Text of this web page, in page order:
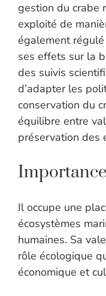
gestion du crabe
exploité de
également
ses effets sur la
des suivis
d’adapter les
conservation du
équilibre entre
préservation des
Il occupe une
écosystèmes
humaines. Sa
rôle écologique
économique et